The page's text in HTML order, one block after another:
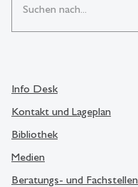
Info Desk
Kontakt und Lageplan
Bibliothek
Medien
Beratungs- und Fachstellen